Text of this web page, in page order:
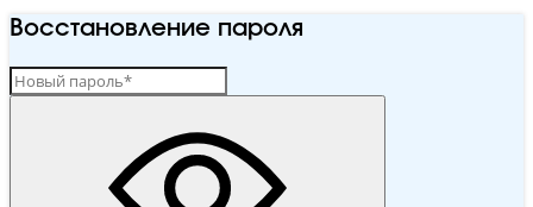
Восстановление пароля